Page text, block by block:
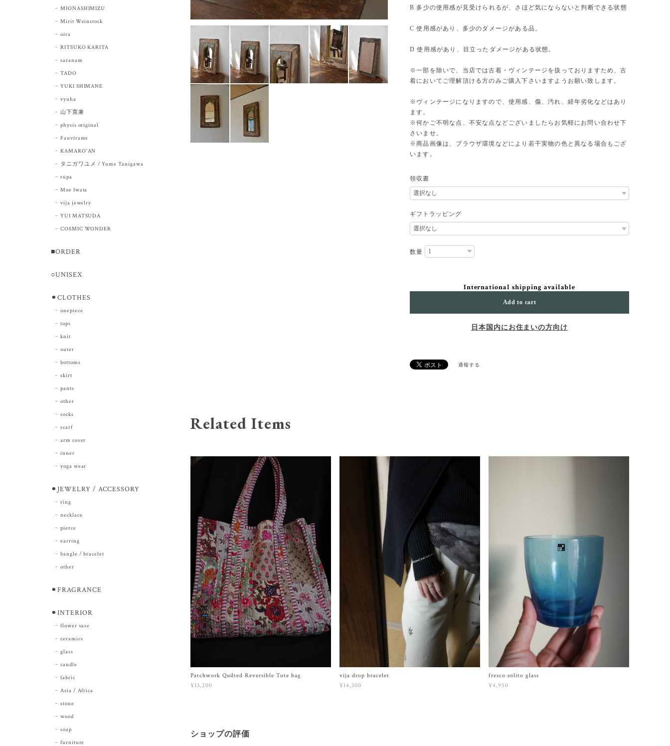
B 多少の使用感が見受けられるが、さほど気にならないと判断できる状態
C 使用感があり、多少のダメージがある品。
D 使用感があり、目立ったダメージがある状態。
※一部を除いで、当店では古着・ヴィンテージを扱っておりますため、古
着においてご理解頂ける方のみご購入下さいますようお願い致します。
※ヴィンテージになりますので、使用感、傷、汚れ、経年劣化などはあり
ます。
※何かご不明な点、不安な点などございましたらお気軽にお問い合わせ下
さいませ。
※商品画像は、ブラウザ環境などにより若干実物の色と異なる場合もござ
います。
領収書
ギフトラッピング
数量
International shipping available
Add to cart
日本国内にお住まいの方向け
通報する
Related Items
Patchwork Quilted Reversible Tote bag
¥13,200
vija drop bracelet
¥14,300
fresco solito glass
¥4,950
ショップの評価
MIONASHIMIZU
Mirit Weinstock
oira
RITSUKO KARITA
saranam
TADO
YUKI SHIMANE
vyuha
山下寛兼
physis original
Fauvirame
KAMARO'AN
タニガワユメ / Yume Tanigawa
rūpa
Moe Iwata
vija jewelry
YUI MATSUDA
COSMIC WONDER
■ORDER
○UNISEX
⚫︎CLOTHES
onepiece
tops
knit
outer
bottoms
skirt
pants
other
socks
scarf
arm cover
inner
yoga wear
⚫︎JEWELRY / ACCESSORY
ring
necklace
pierce
earring
bangle / bracelet
other
⚫︎FRAGRANCE
⚫︎INTERIOR
flower vase
ceramics
glass
candle
fabric
Asia / Africa
stone
wood
soap
furniture